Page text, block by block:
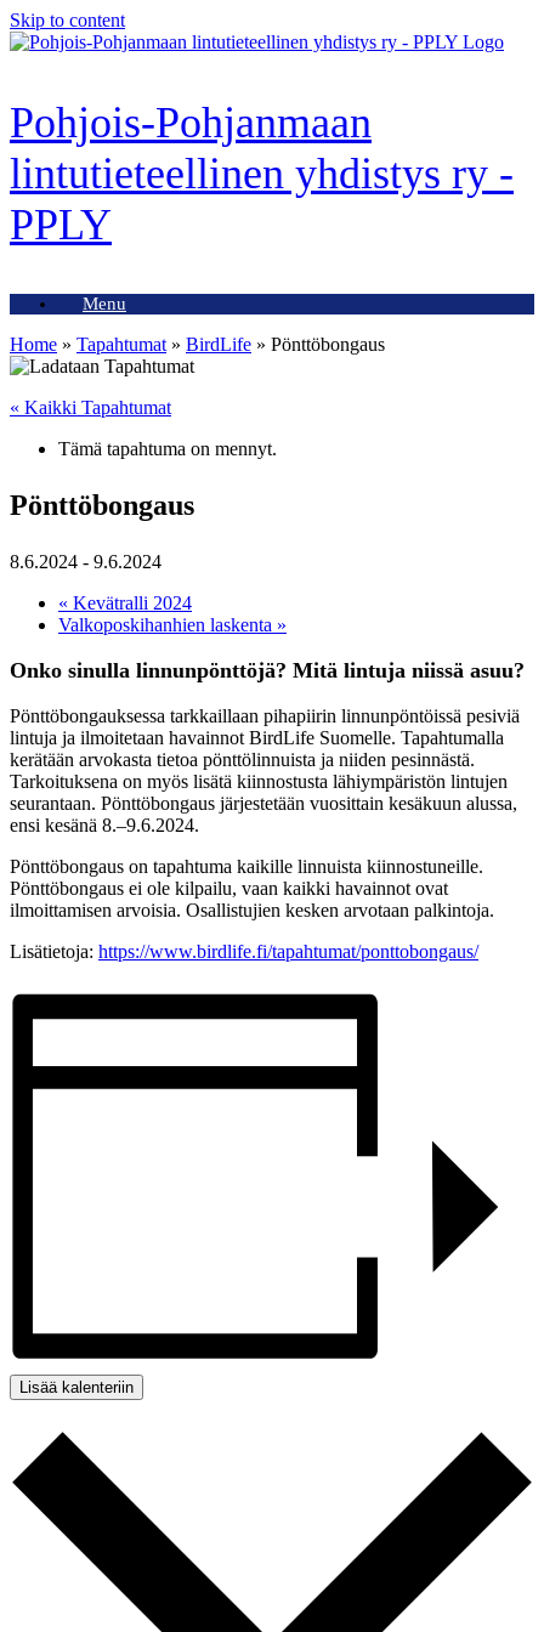
Skip to content
Pohjois-Pohjanmaan
lintutieteellinen yhdistys ry -
PPLY
Menu
Home » Tapahtumat » BirdLife » Pönttöbongaus
« Kaikki Tapahtumat
Tämä tapahtuma on mennyt.
Pönttöbongaus
8.6.2024 - 9.6.2024
« Kevätralli 2024
Valkoposkihanhien laskenta »
Onko sinulla linnunpönttöjä? Mitä lintuja niissä asuu?
Pönttöbongauksessa tarkkaillaan pihapiirin linnunpöntöissä pesiviä
lintuja ja ilmoitetaan havainnot BirdLife Suomelle. Tapahtumalla
kerätään arvokasta tietoa pönttölinnuista ja niiden pesinnästä.
Tarkoituksena on myös lisätä kiinnostusta lähiympäristön lintujen
seurantaan. Pönttöbongaus järjestetään vuosittain kesäkuun alussa,
ensi kesänä 8.–9.6.2024.
Pönttöbongaus on tapahtuma kaikille linnuista kiinnostuneille.
Pönttöbongaus ei ole kilpailu, vaan kaikki havainnot ovat
ilmoittamisen arvoisia. Osallistujien kesken arvotaan palkintoja.
Lisätietoja: https://www.birdlife.fi/tapahtumat/ponttobongaus/
Lisää kalenteriin